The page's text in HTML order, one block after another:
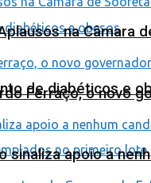
de diabéticos e
na Câmara
Ferraço, o novo
apoio a